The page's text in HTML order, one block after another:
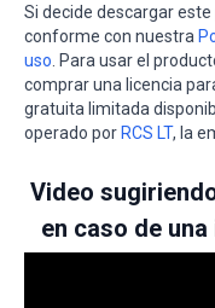
Si decide descargar
conforme con nuestra
uso . Para usar el
comprar una licencia
gratuita limitada
operado por RCS LT, la
Video
en caso de